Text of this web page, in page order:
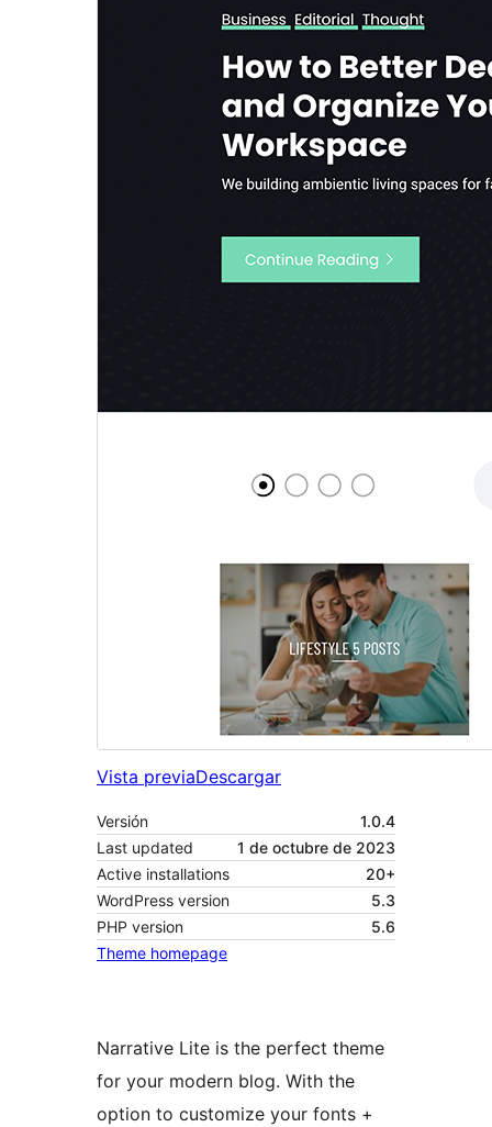
Vista previaDescargar
Versión
1.0.4
Last updated
1 de octubre de 2023
Active installations
20+
WordPress version
5.3
PHP version
5.6
Theme homepage
Narrative Lite is the perfect theme
for your modern blog. With the
option to customize your fonts +